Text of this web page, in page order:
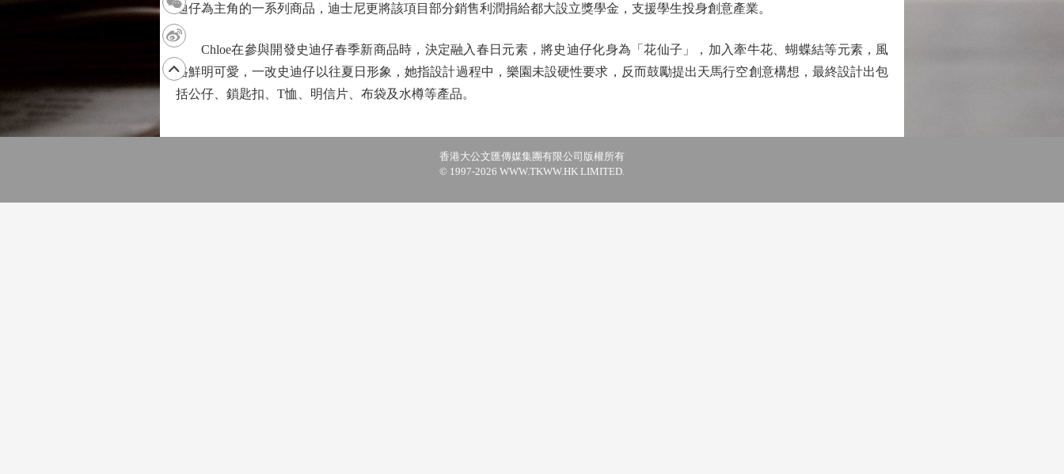
迪仔為主角的一系列商品，迪士尼更將該項目部分銷售利潤捐給都大設立獎學金，支援學生投身創意產業。
Chloe在參與開發史迪仔春季新商品時，決定融入春日元素，將史迪仔化身為「花仙子」，加入牽牛花、蝴蝶結等元素，風
格鮮明可愛，一改史迪仔以往夏日形象，她指設計過程中，樂園未設硬性要求，反而鼓勵提出天馬行空創意構想，最終設計出包
括公仔、鎖匙扣、T恤、明信片、布袋及水樽等產品。
香港大公文匯傳媒集團有限公司版權所有
© 1997-2026 WWW.TKWW.HK LIMITED.